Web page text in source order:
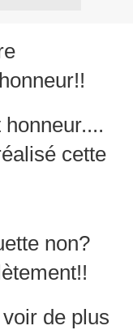
cette
non?
de plus